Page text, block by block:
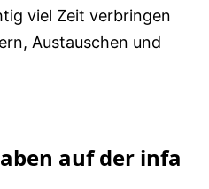
viel Zeit verbringen
Austauschen und
auf der infa